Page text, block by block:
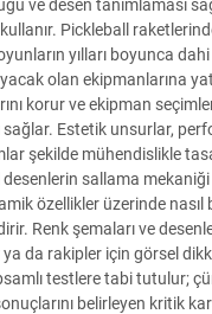
ve desen tanımlaması
Pickleball
yılları boyunca dahi
olan ekipmanlarına
korur ve ekipman
sağlar. Estetik unsurlar,
şekilde mühendislikle
sallama mekaniği
özellikler üzerinde
Renk şemaları ve
da rakipler için görsel
testlere tabi tutulur;
belirleyen kritik